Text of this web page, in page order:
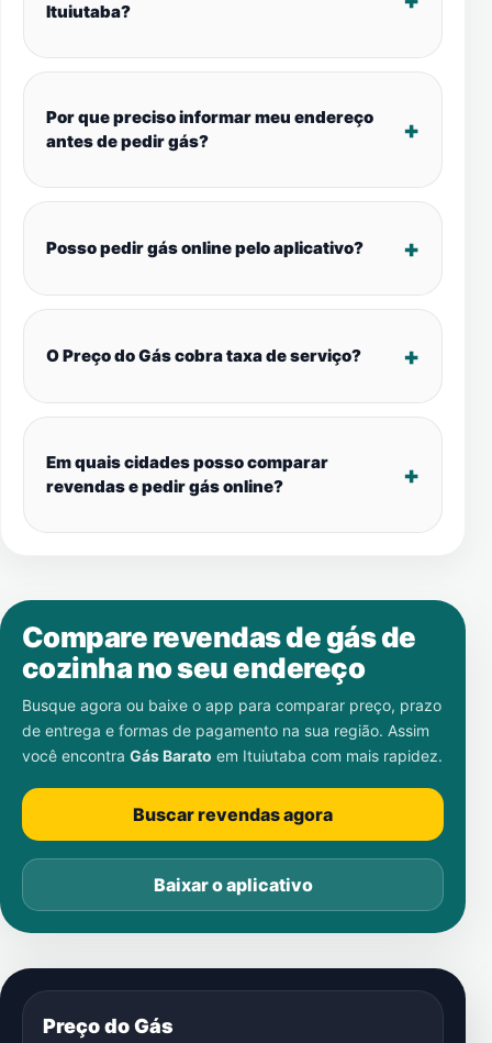
Ituiutaba?
Por que preciso informar meu endereço
antes de pedir gás?
Posso pedir gás online pelo aplicativo?
O Preço do Gás cobra taxa de serviço?
Em quais cidades posso comparar
revendas e pedir gás online?
Compare revendas de gás de
cozinha no seu endereço
Busque agora ou baixe o app para comparar preço, prazo
de entrega e formas de pagamento na sua região. Assim
você encontra Gás Barato em Ituiutaba com mais rapidez.
Buscar revendas agora
Baixar o aplicativo
Preço do Gás